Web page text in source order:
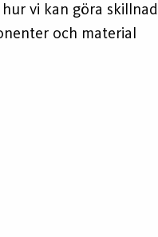
vi kan göra skillnad
och material